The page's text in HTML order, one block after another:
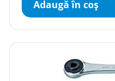
Adaugă în coş